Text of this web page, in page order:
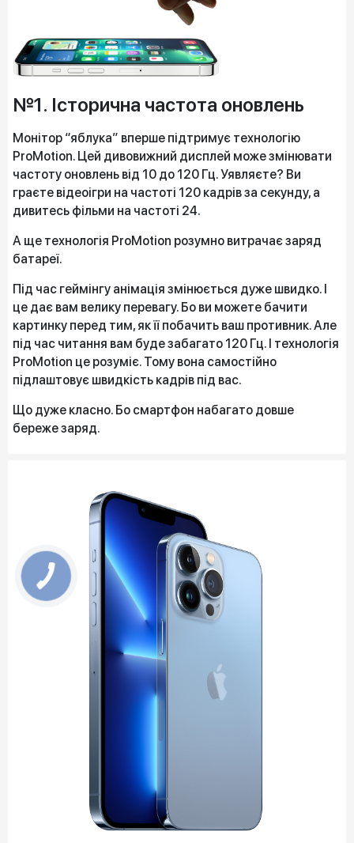
№1. Історична частота оновлень
Монітор “яблука” вперше підтримує технологію
ProMotion. Цей дивовижний дисплей може змінювати
частоту оновлень від 10 до 120 Гц. Уявляєте? Ви
граєте відеоігри на частоті 120 кадрів за секунду, а
дивитесь фільми на частоті 24.
А ще технологія ProMotion розумно витрачає заряд
батареї.
Під час геймінгу анімація змінюється дуже швидко. І
це дає вам велику перевагу. Бо ви можете бачити
картинку перед тим, як її побачить ваш противник. Але
під час читання вам буде забагато 120 Гц. І технологія
ProMotion це розуміє. Тому вона самостійно
підлаштовує швидкість кадрів під вас.
Що дуже класно. Бо смартфон набагато довше
береже заряд.